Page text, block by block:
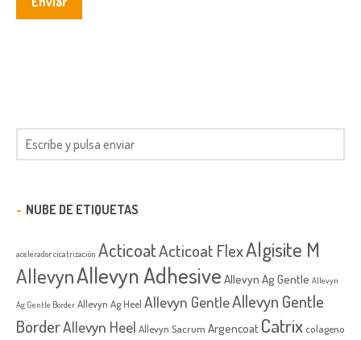
NUBE DE ETIQUETAS
acelerador cicatrización ActicoatActicoat FlexAlgisite M
AllevynAllevyn Adhesive Allevyn Ag Gentle Allevyn
Ag Gentle Border Allevyn Ag Heel Allevyn GentleAllevyn Gentle
BorderAllevyn Heel Allevyn Sacrum Argencoat Catrix colageno